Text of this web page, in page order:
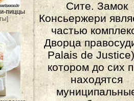
пиццы
Сите. Замок
Консьержери
частью
Дворца
Palais de
котором до сих
находятся